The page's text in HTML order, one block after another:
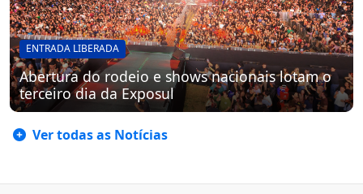
ENTRADA LIBERADA
Abertura do rodeio e shows nacionais lotam o
terceiro dia da Exposul
Ver todas as Notícias